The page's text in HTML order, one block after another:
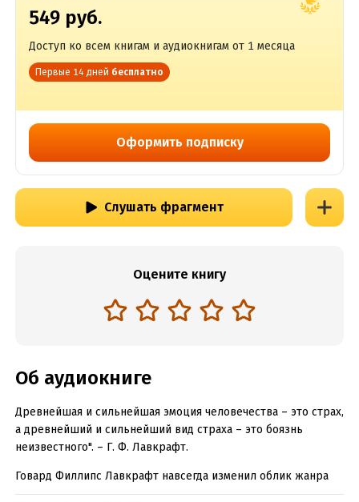
549 руб.
Доступ ко всем книгам и аудиокнигам от 1 месяца
Первые 14 дней бесплатно
Оформить подписку
Слушать фрагмент
Оцените книгу
Об аудиокниге
Древнейшая и сильнейшая эмоция человечества – это страх,
а древнейший и сильнейший вид страха – это боязнь
неизвестного". – Г. Ф. Лавкрафт.
Говард Филлипс Лавкрафт навсегда изменил облик жанра